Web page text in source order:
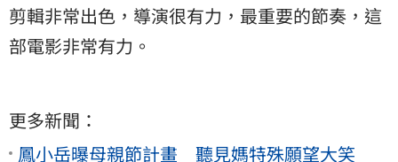
剪輯非常出色，導演很有力，最重要的節奏，這
部電影非常有力。
更多新聞：
鳳小岳曝母親節計畫 聽見媽特殊願望大笑